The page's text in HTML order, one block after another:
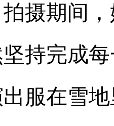
摄期间
持完成
服在雪